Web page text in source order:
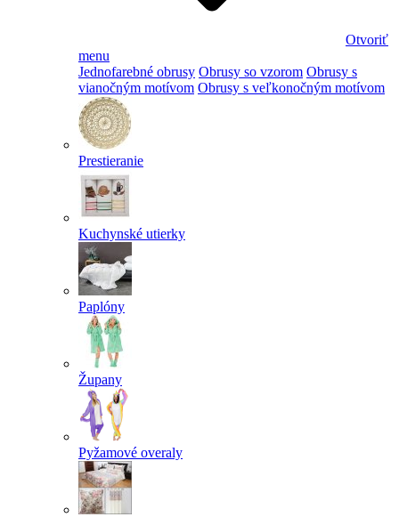
Otvoriť
menu
Jednofarebné obrusy Obrusy so vzorom Obrusy s
vianočným motívom Obrusy s veľkonočným motívom
Prestieranie
Kuchynské utierky
Paplóny
Župany
Pyžamové overaly